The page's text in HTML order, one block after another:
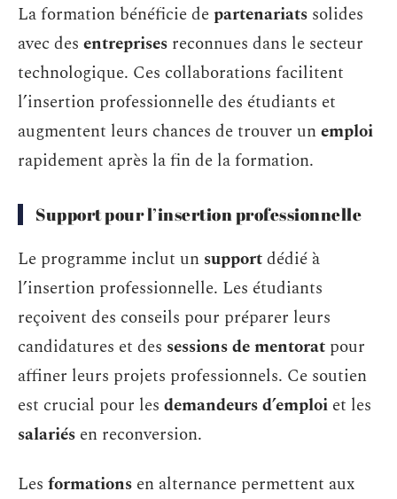
La formation bénéficie departenariats solides
avec des entreprises reconnues dans le secteur
technologique. Ces collaborations facilitent
l’insertion professionnelle des étudiants et
augmentent leurs chances de trouver unemploi
rapidement après la fin de la formation.
Support pour l’insertion professionnelle
Le programme inclut un supportdédié à
l’insertion professionnelle. Les étudiants
reçoivent des conseils pour préparer leurs
candidatures et des sessions de mentorat pour
affiner leurs projets professionnels. Ce soutien
est crucial pour les demandeurs d’emploi et les
salariés en reconversion.
Les formations en alternance permettent aux